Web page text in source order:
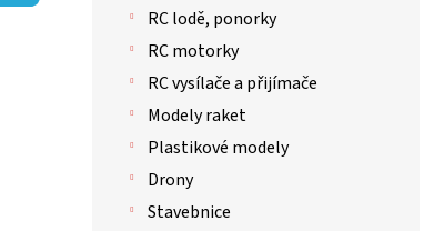
RC lodě, ponorky
RC motorky
RC vysílače a přijímače
Modely raket
Plastikové modely
Drony
Stavebnice